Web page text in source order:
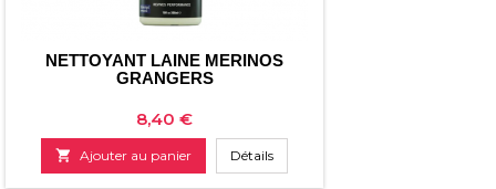
NETTOYANT LAINE MERINOS
GRANGERS
Prix
8,40 €
 Ajouter au panier Détails